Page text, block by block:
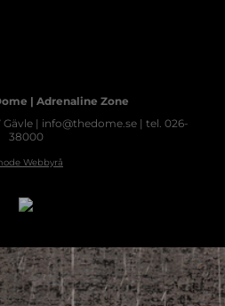
| Adrenaline Zone
| info@thedome.se | tel. 026-
38000
Webbyrå